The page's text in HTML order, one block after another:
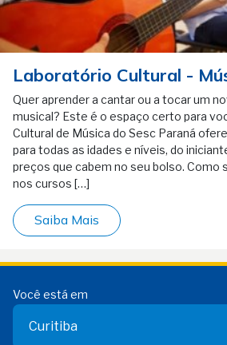
Laboratório Cultural -
Quer aprender a cantar ou a tocar um
musical? Este é o espaço certo para
Cultural de Música do Sesc Paraná
para todas as idades e níveis, do
preços que cabem no seu bolso. Como
nos cursos […]
Saiba Mais
Você está em
Curitiba